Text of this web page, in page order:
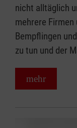
nicht alltäglich
mehrere
Bempflingen
zu tun und der
mehr